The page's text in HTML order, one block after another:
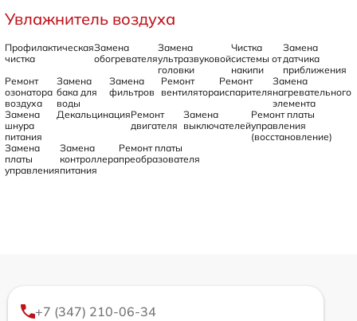
Увлажнитель воздуха
Профилактическая
чистка
Замена
обогревателя
Замена
ультразвуковой
головки
Чистка
системы от
накипи
Замена
датчика
приближения
Ремонт
озонатора
воздуха
Замена
бака для
воды
Замена
фильтров
Ремонт
вентилятора
Ремонт
испарителя
Замена
нагревательного
элемента
Замена
шнура
питания
ДекальцинацияРемонт
двигателя
Замена
выключателей
Ремонт платы
управления
(восстановление)
Замена
платы
управления
Замена
контроллера
питания
Ремонт платы
преобразователя
+7 (347) 210-06-34